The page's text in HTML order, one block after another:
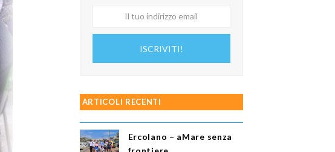
ISCRIVITI!
ARTICOLI RECENTI
Ercolano – aMare senza